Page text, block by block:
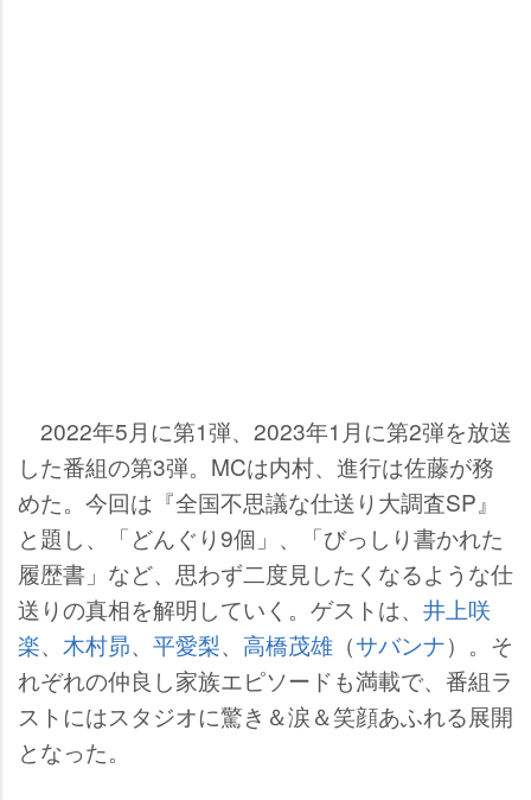
2022年5月に第1弾、2023年1月に第2弾を放送
した番組の第3弾。MCは内村、進行は佐藤が務
めた。今回は『全国不思議な仕送り大調査SP』
と題し、「どんぐり9個」、「びっしり書かれた
履歴書」など、思わず二度見したくなるような仕
送りの真相を解明していく。ゲストは、 井上咲
楽、 木村昴、 平愛梨、 高橋茂雄 （サバンナ）。そ
れぞれの仲良し家族エピソードも満載で、番組ラ
ストにはスタジオに驚き＆涙＆笑顔あふれる展開
となった。